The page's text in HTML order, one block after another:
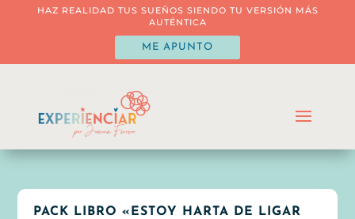
HAZ REALIDAD TUS SUEÑOS SIENDO TU VERSIÓN MÁS
AUTÉNTICA
ME APUNTO
PACK LIBRO «ESTOY HARTA DE LIGAR